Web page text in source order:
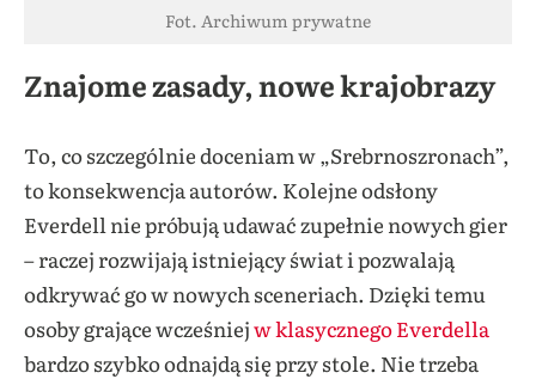
Fot. Archiwum prywatne
Znajome zasady, nowe krajobrazy
To, co szczególnie doceniam w „Srebrnoszronach”,
to konsekwencja autorów. Kolejne odsłony
Everdell nie próbują udawać zupełnie nowych gier
– raczej rozwijają istniejący świat i pozwalają
odkrywać go w nowych sceneriach. Dzięki temu
osoby grające wcześniejw klasycznego Everdella
bardzo szybko odnajdą się przy stole. Nie trzeba